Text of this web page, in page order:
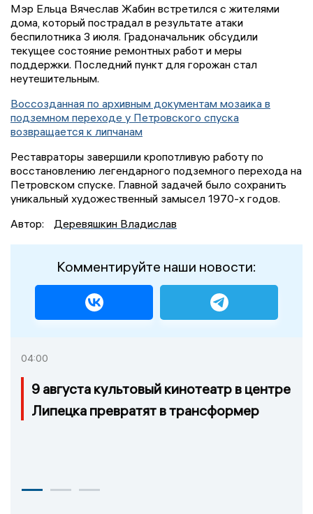
Мэр Ельца Вячеслав Жабин встретился с жителями
дома, который пострадал в результате атаки
беспилотника 3 июля. Градоначальник обсудили
текущее состояние ремонтных работ и меры
поддержки. Последний пункт для горожан стал
неутешительным.
Воссозданная по архивным документам мозаика в
подземном переходе у Петровского спуска
возвращается к липчанам
Реставраторы завершили кропотливую работу по
восстановлению легендарного подземного перехода на
Петровском спуске. Главной задачей было сохранить
уникальный художественный замысел 1970-х годов.
Автор:
Деревяшкин Владислав
Комментируйте наши новости:
04:00
9 августа культовый кинотеатр в центре
Липецка превратят в трансформер